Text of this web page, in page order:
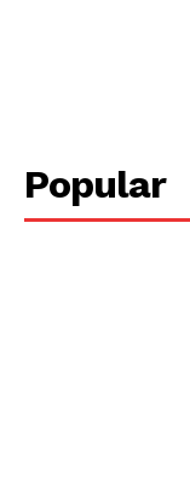
Popular